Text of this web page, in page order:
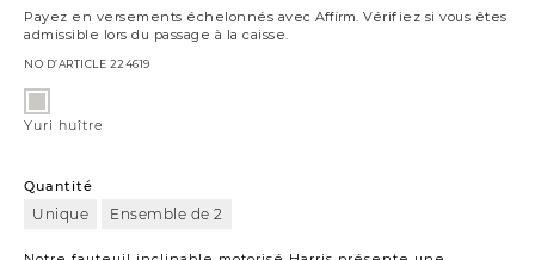
Payez en versements échelonnés avec Affirm. Vérifiez si vous êtes
admissible lors du passage à la caisse.
NO D’ARTICLE 224619
Variations
huître
Yuri huître
Quantité
Unique Ensemble de 2